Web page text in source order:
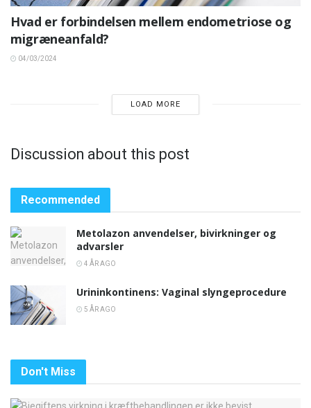
Hvad er forbindelsen mellem endometriose og
migræneanfald?
04/03/2024
LOAD MORE
Discussion about this post
Recommended
Metolazon anvendelser, bivirkninger og
advarsler
4 ÅR AGO
Urininkontinens: Vaginal slyngeprocedure
5 ÅR AGO
Don't Miss